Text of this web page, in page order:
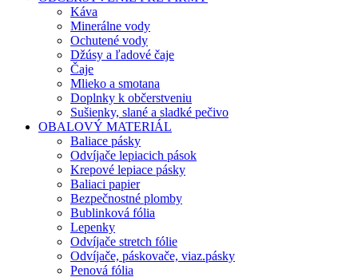
Káva
Minerálne vody
Ochutené vody
Džúsy a ľadové čaje
Čaje
Mlieko a smotana
Doplnky k občerstveniu
Sušienky, slané a sladké pečivo
OBALOVÝ MATERIÁL
Baliace pásky
Odvíjače lepiacich pások
Krepové lepiace pásky
Baliaci papier
Bezpečnostné plomby
Bublinková fólia
Lepenky
Odvíjače stretch fólie
Odvíjače, páskovače, viaz.pásky
Penová fólia